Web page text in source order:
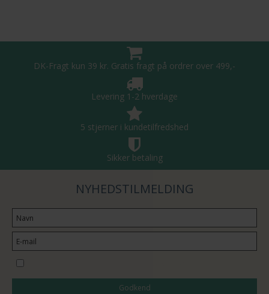
DK-Fragt kun 39 kr. Gratis fragt på ordrer over 499,-
Levering 1-2 hverdage
5 stjerner i kundetilfredshed
Sikker betaling
NYHEDSTILMELDING
Godkend